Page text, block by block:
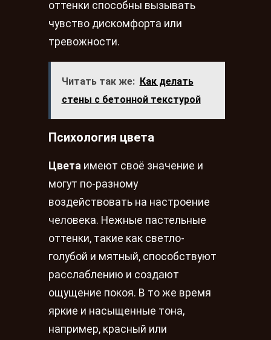
оттенки способны вызывать
чувство дискомфорта или
тревожности.
Читать так же:
Как делать
стены с бетонной текстурой
Психология цвета
Цвета имеют своё значение и
могут по-разному
воздействовать на настроение
человека. Нежные пастельные
оттенки, такие как светло-
голубой и мятный, способствуют
расслаблению и создают
ощущение покоя. В то же время
яркие и насыщенные тона,
например, красный или